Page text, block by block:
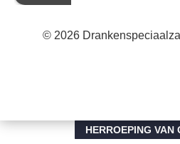
enthousi
klant. P.S
goede
© 2026
HERROEPING VAN